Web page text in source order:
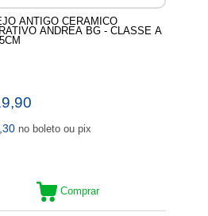
ANTIGO CERAMICO
ANDREA BG - CLASSE A
no boleto ou pix
Comprar